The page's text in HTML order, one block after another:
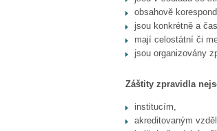
obsahově
jsou konkrétně a
mají celostátní či
jsou organizovány
Záštity zpravidla
institucím,
akreditovaným